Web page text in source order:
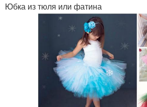
Юбка из тюля или фатина